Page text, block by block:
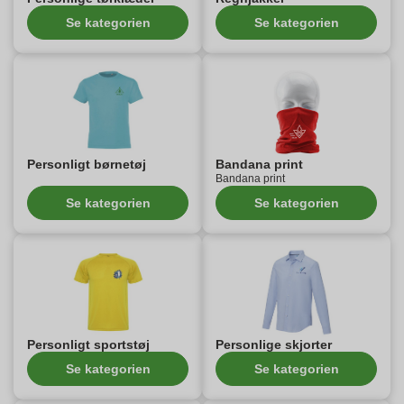
Se kategorien
Se kategorien
Personligt børnetøj
Se kategorien
Bandana print
Bandana print
Se kategorien
Personligt sportstøj
Se kategorien
Personlige skjorter
Se kategorien